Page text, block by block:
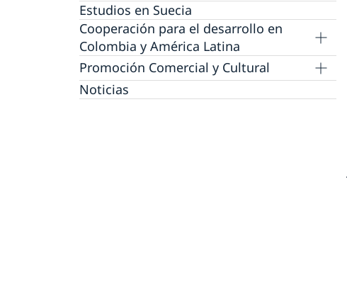
Trabaja con nosotros
Política de protección de datos personales en
las Embajadas
Estudios en Suecia
Cooperación para el desarrollo en
Colombia y América Latina
Cooperación bilateral para el desarrollo en
Colombia
Cooperación regional para el desarrollo en
Promoción Comercial y Cultural
Promoción comercial
Noticias